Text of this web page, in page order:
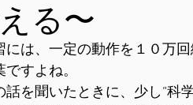
る〜
には、一定の動作を１０万
すよね。
話を聞いたときに、少し“科